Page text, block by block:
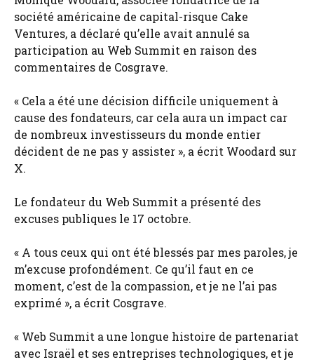
société américaine de capital-risque Cake
Ventures, a déclaré qu’elle avait annulé sa
participation au Web Summit en raison des
commentaires de Cosgrave.
« Cela a été une décision difficile uniquement à
cause des fondateurs, car cela aura un impact car
de nombreux investisseurs du monde entier
décident de ne pas y assister », a écrit Woodard sur
X.
Le fondateur du Web Summit a présenté des
excuses publiques le 17 octobre.
« A tous ceux qui ont été blessés par mes paroles, je
m’excuse profondément. Ce qu’il faut en ce
moment, c’est de la compassion, et je ne l’ai pas
exprimé », a écrit Cosgrave.
« Web Summit a une longue histoire de partenariat
avec Israël et ses entreprises technologiques, et je